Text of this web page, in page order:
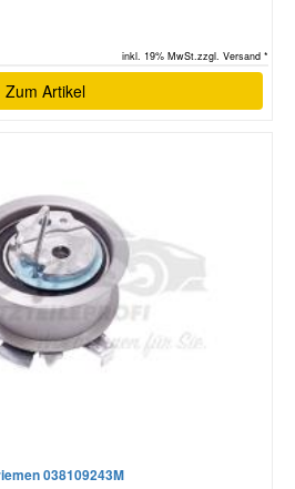
inkl. 19% MwSt.zzgl. Versand *
Zum Artikel
038109243M